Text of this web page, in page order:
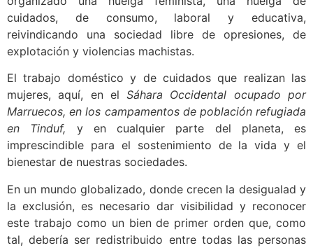
cuidados, de consumo, laboral y educativa,
reivindicando una sociedad libre de opresiones, de
explotación y violencias machistas.
El trabajo doméstico y de cuidados que realizan las
mujeres, aquí, en elSáhara Occidental ocupado por
Marruecos, en los campamentos de población refugiada
en Tinduf, y en cualquier parte del planeta, es
imprescindible para el sostenimiento de la vida y el
bienestar de nuestras sociedades.
En un mundo globalizado, donde crecen la desigualad y
la exclusión, es necesario dar visibilidad y reconocer
este trabajo como un bien de primer orden que, como
tal, debería ser redistribuido entre todas las personas